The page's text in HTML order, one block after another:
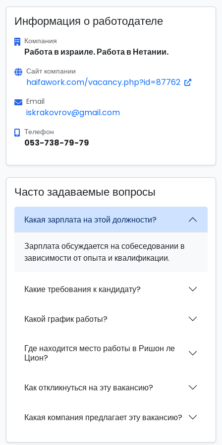
Информация о работодателе
Компания
Работа в израиле. Работа в Нетании.
Сайт компании
haifawork.com/vacancy.php?id=87762
Email
iskrakovrov@gmail.com
Телефон
053-738-79-79
Часто задаваемые вопросы
Какая зарплата на этой должности?
Зарплата обсуждается на собеседовании в
зависимости от опыта и квалификации.
Какие требования к кандидату?
Какой график работы?
Где находится место работы в Ришон ле
Цион?
Как откликнуться на эту вакансию?
Какая компания предлагает эту вакансию?